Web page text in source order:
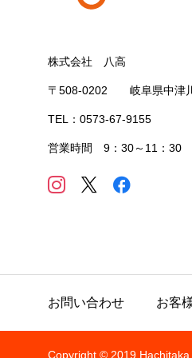
株式会社 八高
〒508-0202 岐阜県中津
TEL：0573-67-9155
営業時間 9：30～11：30
お問い合わせ お客
Copyright © 2019